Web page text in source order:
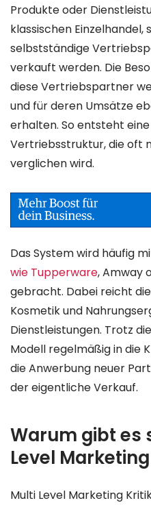
Produkte oder
klassischen Einzelhandel,
selbstständige
verkauft werden. Die
diese Vertriebspartner
und für deren Umsätze
erhalten. So entsteht
Vertriebsstruktur, die oft
verglichen wird.
Das System wird häufig
wie Tupperware, Amway
gebracht. Dabei reicht
Kosmetik und
Dienstleistungen. Trotz
Modell regelmäßig in die
die Anwerbung neuer
der eigentliche Verkauf.
Warum gibt es
Level
Multi Level Marketing